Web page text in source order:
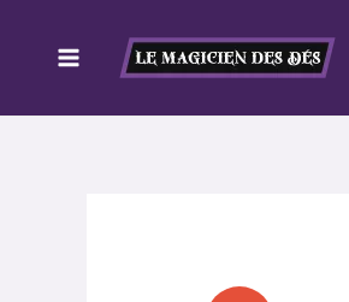
contenu